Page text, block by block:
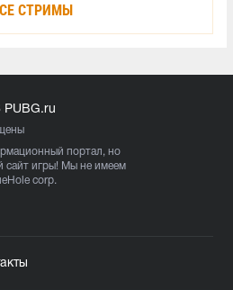
СТРИМЫ
портал, но
сайт игры! Мы не имеем
corp.